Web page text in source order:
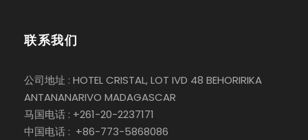
联系我们
公司地址 : HOTEL CRISTAL, LOT IVD 48 BEHORIRIKA
ANTANANARIVO MADAGASCAR
马国电话 : +261-20-2237171
中国电话 : +86-773-5868086